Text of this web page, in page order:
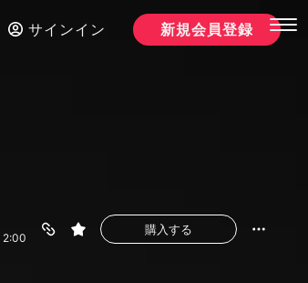
サインイン 新規会員登録
2:00
購入する